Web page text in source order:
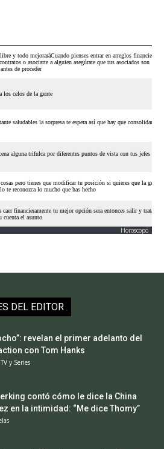
Horoscopo
DEL EDITOR
revelan el primer adelanto del
con Tom Hanks
y Series
contó cómo le dice la China
en la intimidad: “Me dice Thomy”